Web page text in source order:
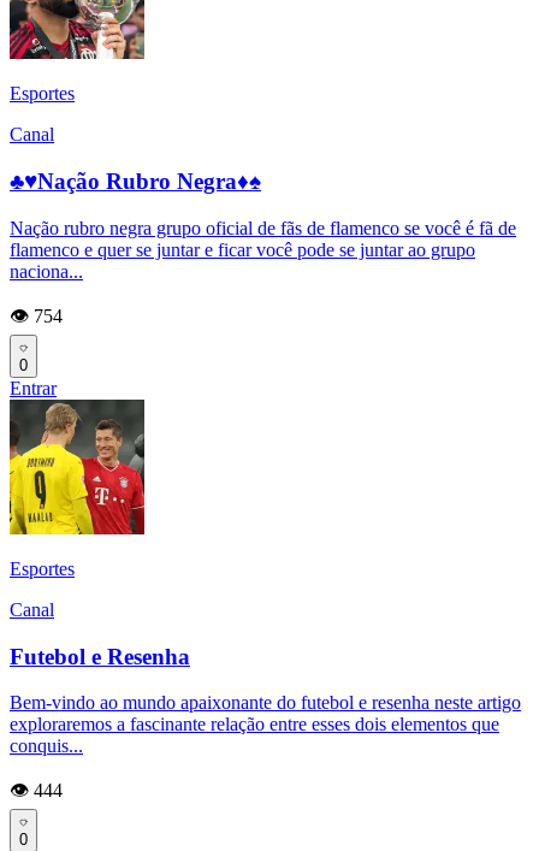
Esportes
Canal
♣️♥️Nação Rubro Negra♦️♠️
Nação rubro negra grupo oficial de fãs de flamenco se você é fã de
flamenco e quer se juntar e ficar você pode se juntar ao grupo
naciona...
👁️ 754
0
Entrar
Esportes
Canal
Futebol e Resenha
Bem-vindo ao mundo apaixonante do futebol e resenha neste artigo
exploraremos a fascinante relação entre esses dois elementos que
conquis...
👁️ 444
0